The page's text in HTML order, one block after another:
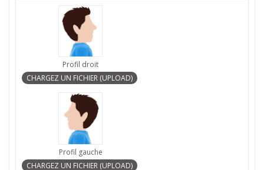
Profil droit
Profil gauche